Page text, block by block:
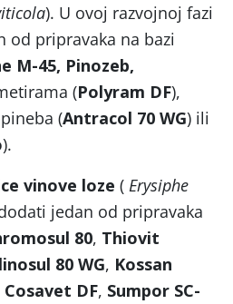
). U ovoj razvojnoj fazi
od pripravaka na bazi
M-45, Pinozeb,
(Polyram DF),
(Antracol 70 WG) ili
).
vinove loze ( Erysiphe
jedan od pripravaka
80, Thiovit
80 WG, Kossan
Cosavet DF, Sumpor SC-